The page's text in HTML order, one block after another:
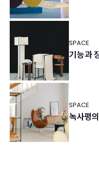
SPACE
기능과
SPACE
녹사평